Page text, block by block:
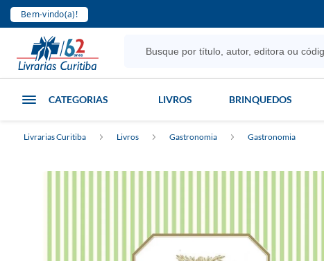
Bem-vindo(a)!
CATEGORIAS LIVROS BRINQUEDOS
Livrarias Curitiba Livros Gastronomia Gastronomia